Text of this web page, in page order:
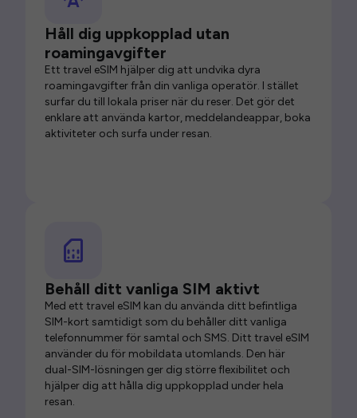
Håll dig uppkopplad utan
roamingavgifter
Ett travel eSIM hjälper dig att undvika dyra
roamingavgifter från din vanliga operatör. I stället
surfar du till lokala priser när du reser. Det gör det
enklare att använda kartor, meddelandeappar, boka
aktiviteter och surfa under resan.
Behåll ditt vanliga SIM aktivt
Med ett travel eSIM kan du använda ditt befintliga
SIM-kort samtidigt som du behåller ditt vanliga
telefonnummer för samtal och SMS. Ditt travel eSIM
använder du för mobildata utomlands. Den här
dual-SIM-lösningen ger dig större flexibilitet och
hjälper dig att hålla dig uppkopplad under hela
resan.